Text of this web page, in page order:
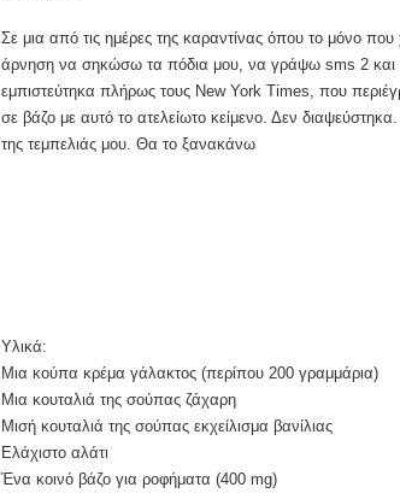
Σε μια από τις ημέρες της καραντίνας όπου το μόνο
άρνηση να σηκώσω τα πόδια μου, να γράψω sms 2 και
εμπιστεύτηκα πλήρως τους New York Times, που
σε βάζο με αυτό το ατελείωτο κείμενο. Δεν
της τεμπελιάς μου. Θα το ξανακάνω
Υλικά:
Μια κούπα κρέμα γάλακτος (περίπου 200 γραμμάρια)
Μια κουταλιά της σούπας ζάχαρη
Μισή κουταλιά της σούπας εκχείλισμα βανίλιας
Ελάχιστο αλάτι
Ένα κοινό βάζο για ροφήματα (400 mg)